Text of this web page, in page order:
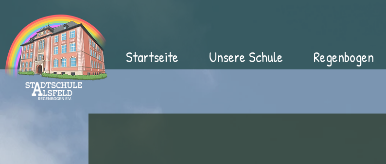
Startseite Unsere Schule Regenbogen